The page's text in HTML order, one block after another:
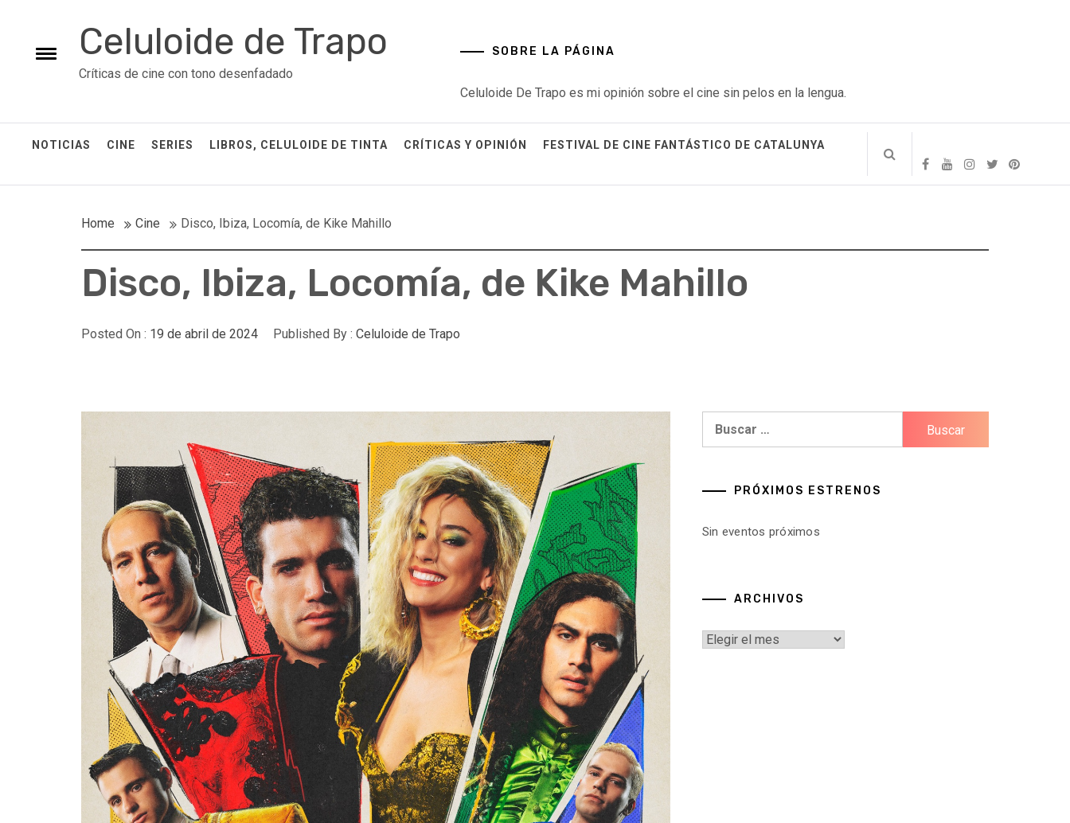
content
Toggle
Celuloide de Trapo
Críticas de cine con tono desenfadado
SOBRE LA PÁGINA
Celuloide De Trapo es mi opinión sobre el cine sin pelos en la lengua.
NOTICIAS CINE SERIES LIBROS, CELULOIDE DE TINTA CRÍTICAS Y OPINIÓN FESTIVAL DE CINE FANTÁSTICO DE CATALUNYA
Home Cine Disco, Ibiza, Locomía, de Kike Mahillo
Disco, Ibiza, Locomía, de Kike Mahillo
Posted On : 19 de abril de 2024 Published By : Celuloide de Trapo
PRÓXIMOS ESTRENOS
Sin eventos próximos
ARCHIVOS
Archivos